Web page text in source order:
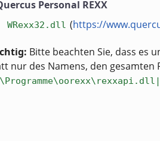
Personal REXX
WRexx32.dll (https://
Bitte beachten Sie, dass es
nur des Namens, den gesamten